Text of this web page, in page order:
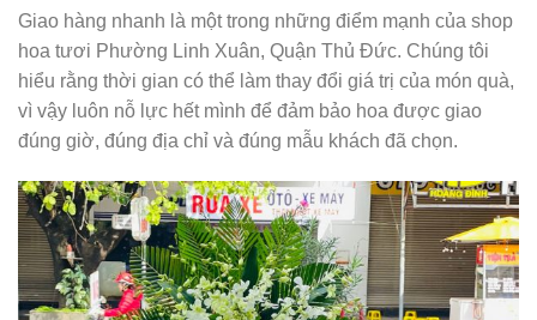
Giao hàng nhanh là một trong những điểm mạnh của shop
hoa tươi Phường Linh Xuân, Quận Thủ Đức. Chúng tôi
hiểu rằng thời gian có thể làm thay đổi giá trị của món quà,
vì vậy luôn nỗ lực hết mình để đảm bảo hoa được giao
đúng giờ, đúng địa chỉ và đúng mẫu khách đã chọn.